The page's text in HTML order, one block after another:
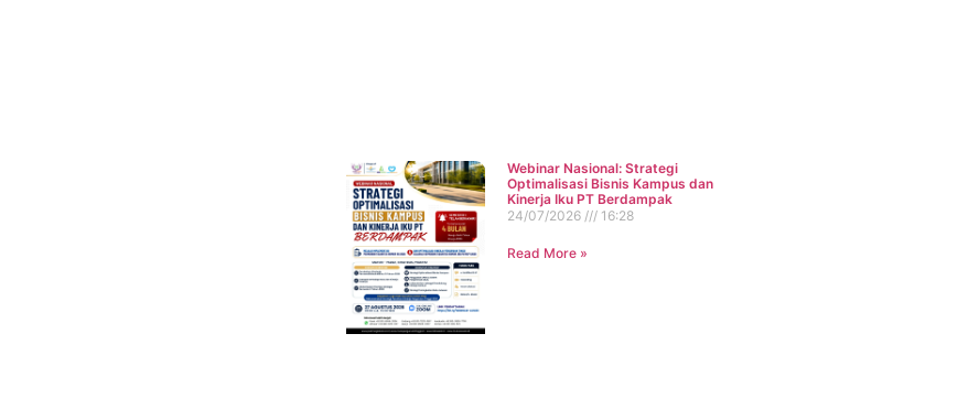
Webinar Nasional: Strategi
Optimalisasi Bisnis Kampus dan
Kinerja Iku PT Berdampak
24/07/2026
16:28
Read More »